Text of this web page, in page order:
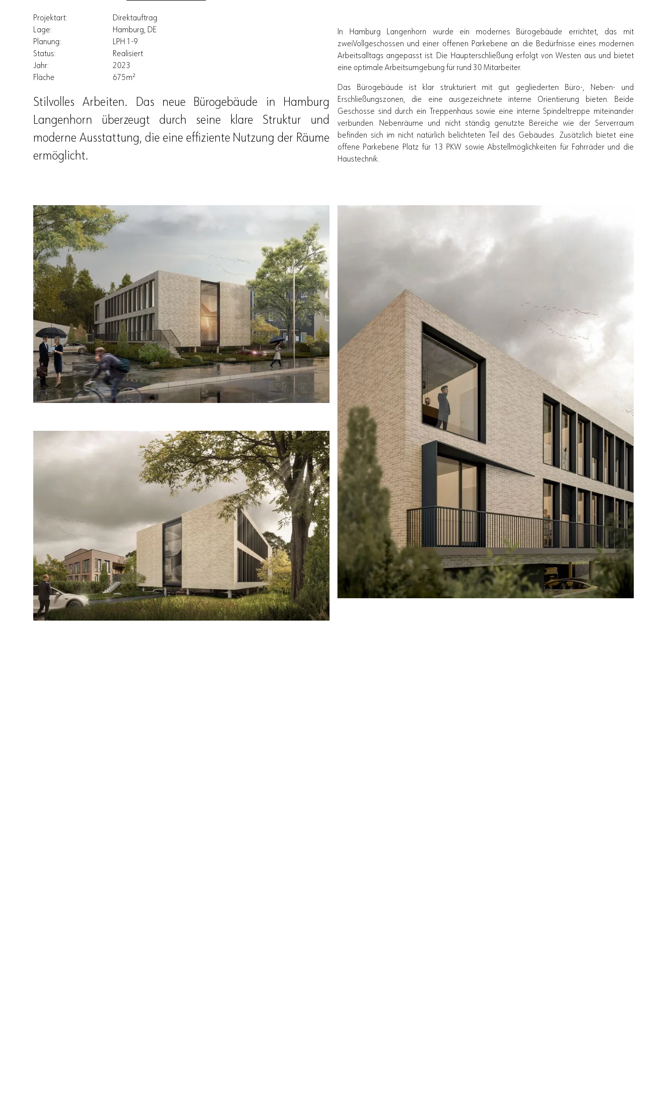
Projektart:
Direktauftrag
Lage:
Hamburg, DE
Planung:
LPH 1-9
Status:
Realisiert
Jahr:
2023
Fläche
675m²
Stilvolles Arbeiten. Das neue Bürogebäude in Hamburg
Langenhorn überzeugt durch seine klare Struktur und
moderne Ausstattung, die eine effiziente Nutzung der Räume
ermöglicht.
In Hamburg Langenhorn wurde ein modernes Bürogebäude errichtet, das mit
zweiVollgeschossen und einer offenen Parkebene an die Bedürfnisse eines modernen
Arbeitsalltags angepasst ist. Die Haupterschließung erfolgt von Westen aus und bietet
eine optimale Arbeitsumgebung für rund 30 Mitarbeiter.
Das Bürogebäude ist klar strukturiert mit gut gegliederten Büro-, Neben- und
Erschließungszonen, die eine ausgezeichnete interne Orientierung bieten. Beide
Geschosse sind durch ein Treppenhaus sowie eine interne Spindeltreppe miteinander
verbunden. Nebenräume und nicht ständig genutzte Bereiche wie der Serverraum
befinden sich im nicht natürlich belichteten Teil des Gebäudes. Zusätzlich bietet eine
offene Parkebene Platz für 13 PKW sowie Abstellmöglichkeiten für Fahrräder und die
Haustechnik.